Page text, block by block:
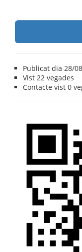
Publicat dia 28/
Vist22 vegades
Contacte vist0